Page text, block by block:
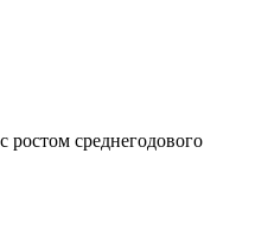
среднегодового